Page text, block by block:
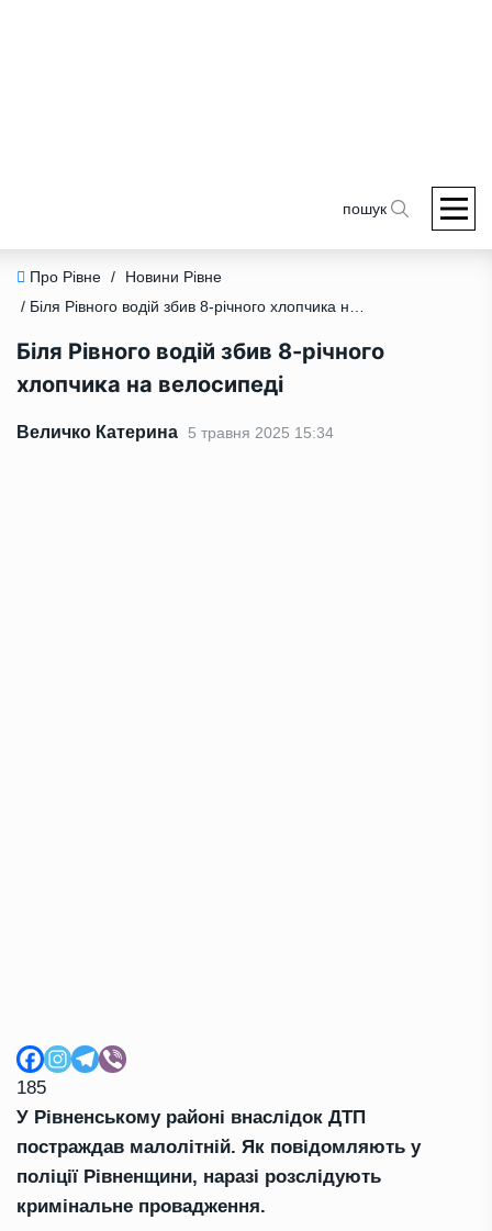
пошук
Про Рівне /
Новини Рівне
/ Біля Рівного водій збив 8-річного хлопчика на велосипеді
Біля Рівного водій збив 8-річного
хлопчика на велосипеді
Величко Катерина 5 травня 2025 15:34
185
У Рівненському районі внаслідок ДТП
постраждав малолітній. Як повідомляють у
поліції Рівненщини, наразі розслідують
кримінальне провадження.